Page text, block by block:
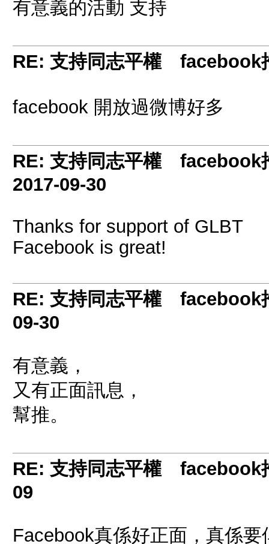
有意義的活動 支持
RE: 支持同志平權 facebook
facebook 開放過微博好多
RE: 支持同志平權 facebook
2017-09-30
Thanks for support of GLBT
Facebook is great!
RE: 支持同志平權 facebook
09-30
有意義，
又有正面訊息，
幫推。
RE: 支持同志平權 facebook
09
Facebook真係好正面，真係要